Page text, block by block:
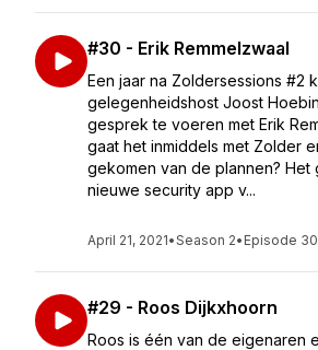
#30 - Erik Remmelzwaal
Een jaar na Zoldersessions #2
gelegenheidshost Joost
gesprek te voeren met Erik
gaat het inmiddels met Zolder
gekomen van de plannen? Het
nieuwe security app v...
April 21, 2021•Season 2• Episode 30
#29 - Roos Dijkxhoorn
Roos is één van de eigenaren